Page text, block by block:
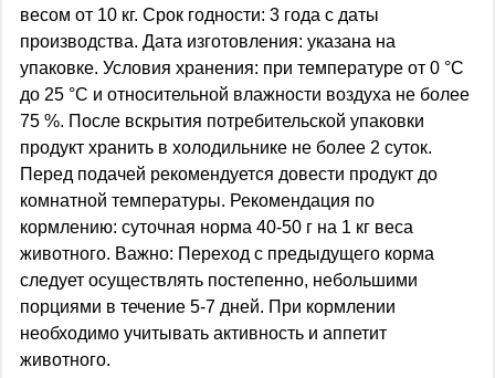
весом от 10 кг. Срок годности: 3 года с даты
производства. Дата изготовления: указана на
упаковке. Условия хранения: при температуре от 0 °С
до 25 °С и относительной влажности воздуха не более
75 %. После вскрытия потребительской упаковки
продукт хранить в холодильнике не более 2 суток.
Перед подачей рекомендуется довести продукт до
комнатной температуры. Рекомендация по
кормлению: суточная норма 40-50 г на 1 кг веса
животного. Важно: Переход с предыдущего корма
следует осуществлять постепенно, небольшими
порциями в течение 5-7 дней. При кормлении
необходимо учитывать активность и аппетит
животного.